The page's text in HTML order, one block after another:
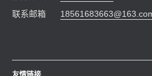
联系邮箱